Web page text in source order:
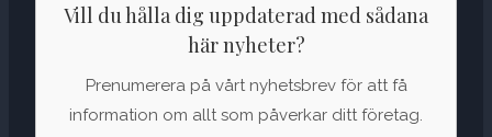
Vill du hålla dig uppdaterad med sådana
här nyheter?
Prenumerera på vårt nyhetsbrev för att få
information om allt som påverkar ditt företag.